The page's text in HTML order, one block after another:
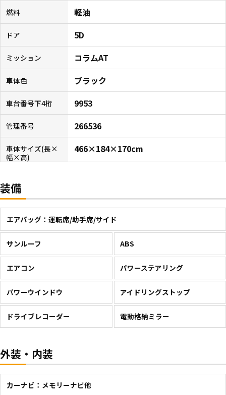
燃料 軽油
ドア 5D
ミッション コラムAT
車体色 ブラック
車台番号下4桁 9953
管理番号 266536
車体サイズ(長×
幅×高)
466×184×170cm
装備
エアバッグ：運転席/助手席/サイド
サンルーフ ABS
エアコン パワーステアリング
パワーウインドウ アイドリングストップ
ドライブレコーダー 電動格納ミラー
外装・内装
カーナビ：メモリーナビ他